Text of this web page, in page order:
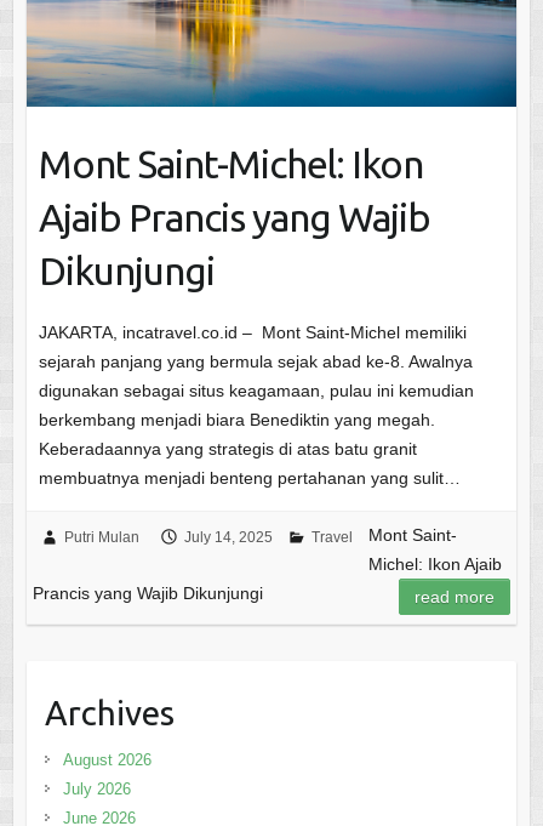
Mont Saint-Michel: Ikon
Ajaib Prancis yang Wajib
Dikunjungi
JAKARTA, incatravel.co.id – Mont Saint-Michel memiliki
sejarah panjang yang bermula sejak abad ke-8. Awalnya
digunakan sebagai situs keagamaan, pulau ini kemudian
berkembang menjadi biara Benediktin yang megah.
Keberadaannya yang strategis di atas batu granit
membuatnya menjadi benteng pertahanan yang sulit…
Putri Mulan July 14, 2025 Travel
Mont Saint-
Michel: Ikon Ajaib
Prancis yang Wajib Dikunjungi
read more
Archives
August 2026
July 2026
June 2026